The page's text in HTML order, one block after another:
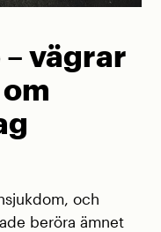
vägrar
och
beröra ämnet